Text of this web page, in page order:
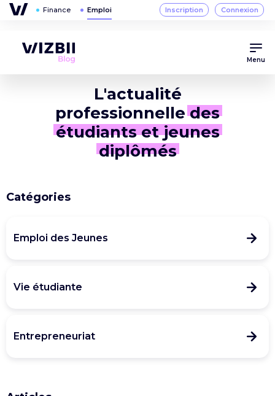
Menu
L'actualité
professionnelledes
étudiants et jeunes
diplômés
Catégories
Emploi des Jeunes
Vie étudiante
Entrepreneuriat